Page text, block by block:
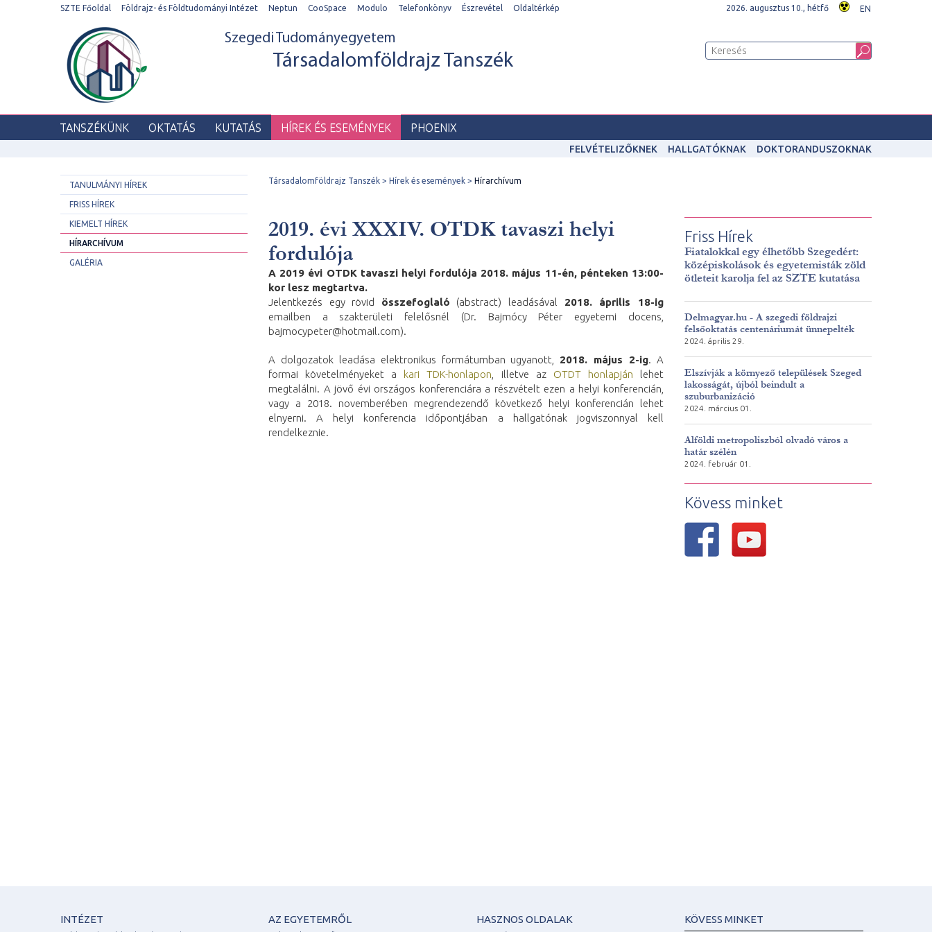
SZTE Főoldal Földrajz- és Földtudományi Intézet Neptun CooSpace Modulo Telefonkönyv Észrevétel Oldaltérkép 2026. augusztus 10., hétfő EN
Szegedi Tudományegyetem
Társadalomföldrajz Tanszék
TANSZÉKÜNK OKTATÁS KUTATÁS HÍREK ÉS ESEMÉNYEK PHOENIX
FELVÉTELIZŐKNEK HALLGATÓKNAK DOKTORANDUSZOKNAK
TANULMÁNYI HÍREK
FRISS HÍREK
KIEMELT HÍREK
HÍRARCHÍVUM
GALÉRIA
Társadalomföldrajz Tanszék Hírek és események Hírarchívum
2019. évi XXXIV. OTDK tavaszi helyi
fordulója
A 2019 évi OTDK tavaszi helyi fordulója 2018. május 11-én, pénteken 13:00-
kor lesz megtartva.
Jelentkezés egy rövid összefoglaló (abstract) leadásával 2018. április 18-ig
emailben a szakterületi felelősnél (Dr. Bajmócy Péter egyetemi docens,
bajmocypeter@hotmail.com).
A dolgozatok leadása elektronikus formátumban ugyanott, 2018. május 2-ig. A
formai követelményeket a kari TDK-honlapon , illetve az OTDT honlapján lehet
megtalálni. A jövő évi országos konferenciára a részvételt ezen a helyi konferencián,
vagy a 2018. novemberében megrendezendő következő helyi konferencián lehet
elnyerni. A helyi konferencia időpontjában a hallgatónak jogviszonnyal kell
rendelkeznie.
Friss Hírek
Fiatalokkal egy élhetőbb Szegedért:
középiskolások és egyetemisták zöld
ötleteit karolja fel az SZTE kutatása
Delmagyar.hu - A szegedi földrajzi
felsőoktatás centenáriumát ünnepelték
2024. április 29.
Elszívják a környező települések Szeged
lakosságát, újból beindult a
szuburbanizáció
2024. március 01.
Alföldi metropoliszból olvadó város a
határ szélén
2024. február 01.
Kövess minket
INTÉZET AZ EGYETEMRŐL HASZNOS OLDALAK KÖVESS MINKET